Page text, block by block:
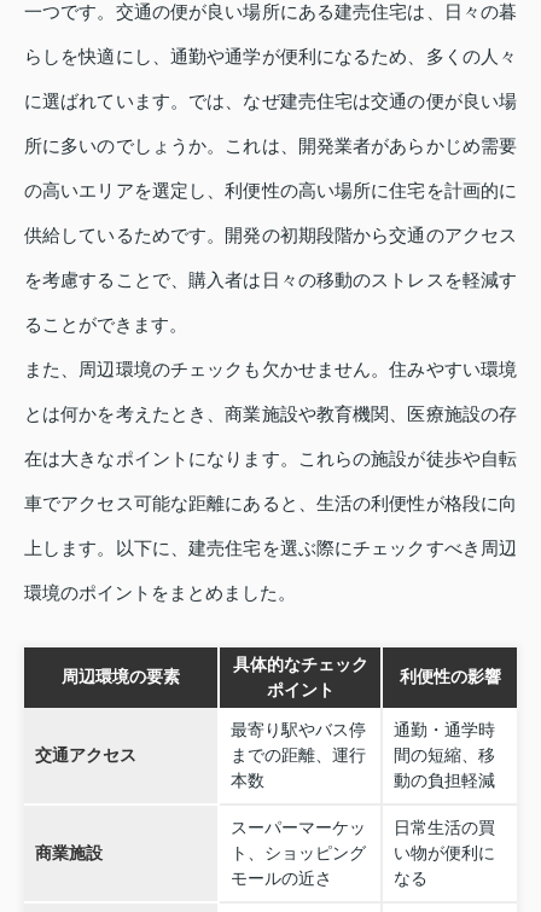
一つです。交通の便が良い場所にある建売住宅は、日々の暮
らしを快適にし、通勤や通学が便利になるため、多くの人々
に選ばれています。では、なぜ建売住宅は交通の便が良い場
所に多いのでしょうか。これは、開発業者があらかじめ需要
の高いエリアを選定し、利便性の高い場所に住宅を計画的に
供給しているためです。開発の初期段階から交通のアクセス
を考慮することで、購入者は日々の移動のストレスを軽減す
ることができます。
また、周辺環境のチェックも欠かせません。住みやすい環境
とは何かを考えたとき、商業施設や教育機関、医療施設の存
在は大きなポイントになります。これらの施設が徒歩や自転
車でアクセス可能な距離にあると、生活の利便性が格段に向
上します。以下に、建売住宅を選ぶ際にチェックすべき周辺
環境のポイントをまとめました。
周辺環境の要素
具体的なチェック
ポイント
利便性の影響
交通アクセス
最寄り駅やバス停
までの距離、運行
本数
通勤・通学時
間の短縮、移
動の負担軽減
商業施設
スーパーマーケッ
ト、ショッピング
モールの近さ
日常生活の買
い物が便利に
なる